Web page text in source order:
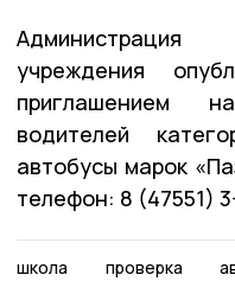
учреждения
приглашением
водителей
автобусы марок
телефон: 8 (47551)
школа проверка